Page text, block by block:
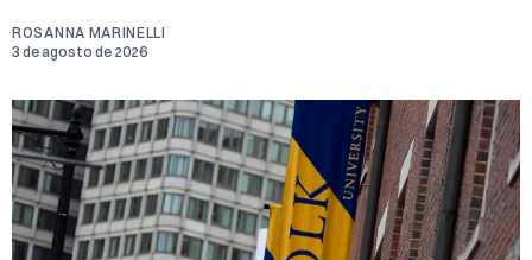
ROSANNA MARINELLI
3 de agosto de 2026